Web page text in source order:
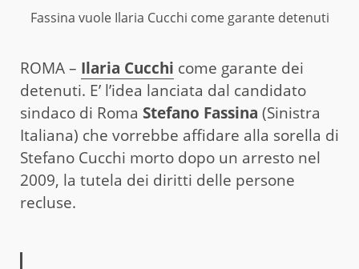
Fassina vuole Ilaria Cucchi come garante detenuti
ROMA – Ilaria Cucchi come garante dei
detenuti. E’ l’idea lanciata dal candidato
sindaco di Roma Stefano Fassina (Sinistra
Italiana) che vorrebbe affidare alla sorella di
Stefano Cucchi morto dopo un arresto nel
2009, la tutela dei diritti delle persone
recluse.